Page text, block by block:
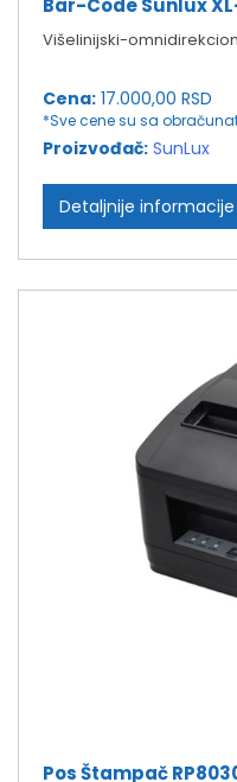
Bar-Code Sunlux
Višelinijski-
Cena: 17.000,00 RSD
*Sve cene su sa
Proizvođač: SunLux
Detaljnije informacije
Pos Štampač